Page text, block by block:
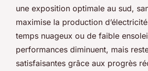
une exposition optimale au sud,
maximise la production
temps nuageux ou de faible
performances diminuent, mais
satisfaisantes grâce aux progrès